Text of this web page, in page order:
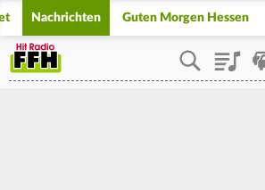
Nachrichten Guten Morgen Hessen
Playlist